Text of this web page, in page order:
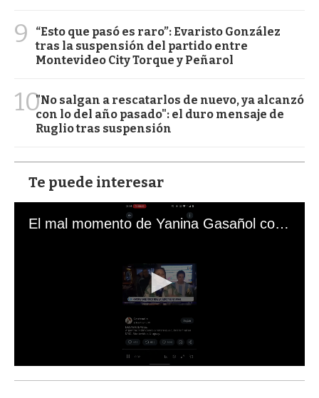
9
“Esto que pasó es raro”: Evaristo González
tras la suspensión del partido entre
Montevideo City Torque y Peñarol
10"No salgan a rescatarlos de nuevo, ya alcanzó
con lo del año pasado": el duro mensaje de
Ruglio tras suspensión
Te puede interesar
El mal momento de Yanina Gasañol con un hincha argentino en "Subrayado"
s